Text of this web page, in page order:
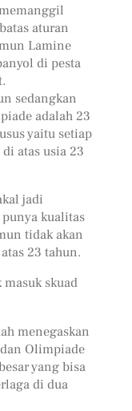
aturan
Lamine
di pesta
sedangkan
adalah 23
yaitu setiap
atas usia 23
jadi
kualitas
tidak akan
23 tahun.
skuad
menegaskan
Olimpiade
yang bisa
di dua